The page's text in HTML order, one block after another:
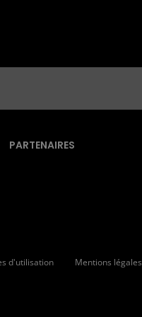
PARTENAIRES
d'utilisation Mentions légales